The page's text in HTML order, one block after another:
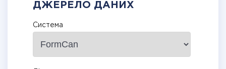
ДЖЕРЕЛО ДАНИХ
Система